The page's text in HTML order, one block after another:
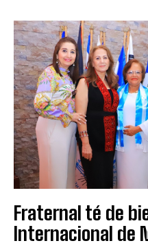
Fraternal té de
Internacional de